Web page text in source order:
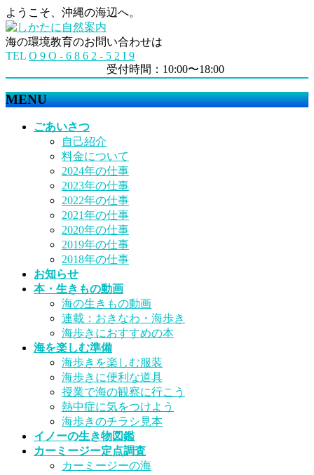
ようこそ、沖縄の海辺へ。
海の環境教育のお問い合わせは
TEL O 9 O - 6 8 6 2 - 5 2 I 9
受付時間：10:00〜18:00
MENU
ごあいさつ
自己紹介
料金について
2024年の仕事
2023年の仕事
2022年の仕事
2021年の仕事
2020年の仕事
2019年の仕事
2018年の仕事
お知らせ
本・生きもの動画
海の生きもの動画
連載：おきなわ・海歩き
海歩きにおすすめの本
海を楽しむ準備
海歩きを楽しむ服装
海歩きに便利な道具
授業で海の観察に行こう
熱中症に気をつけよう
海歩きのチラシ見本
イノーの生き物図鑑
カーミージー定点調査
カーミージーの海